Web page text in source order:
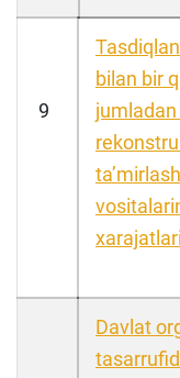
9
bilan bir
jumladan
Davlat